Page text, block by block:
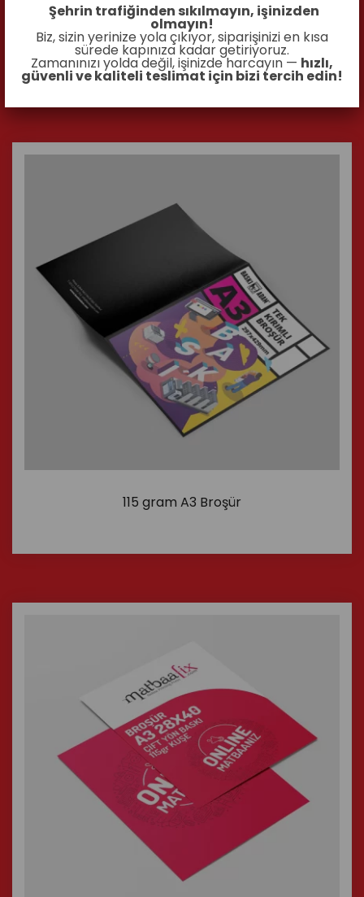
Şehrin trafiğinden sıkılmayın, işinizden
olmayın!
Biz, sizin yerinize yola çıkıyor, siparişinizi en kısa
sürede kapınıza kadar getiriyoruz.
Zamanınızı yolda değil, işinizde harcayın — hızlı,
güvenli ve kaliteli teslimat için bizi tercih edin!
115 gram A3 Broşür
İncele
115 gram A3 Broşür